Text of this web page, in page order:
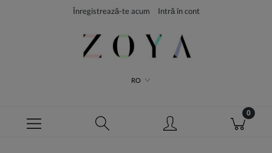
Înregistrează-te acum Intră în cont
RO